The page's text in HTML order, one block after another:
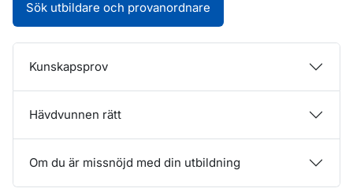
Sök utbildare och provanordnare
Kunskapsprov
Hävdvunnen rätt
Om du är missnöjd med din utbildning